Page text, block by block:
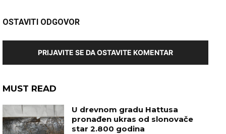
OSTAVITI ODGOVOR
PRIJAVITE SE DA OSTAVITE KOMENTAR
MUST READ
U drevnom gradu Hattusa
pronađen ukras od slonovače
star 2.800 godina